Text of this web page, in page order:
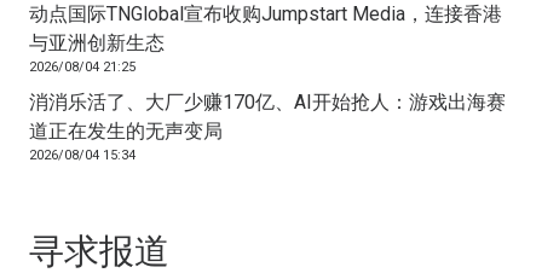
动点国际TNGlobal宣布收购Jumpstart Media，连接香港
与亚洲创新生态
2026/08/04 21:25
消消乐活了、大厂少赚170亿、AI开始抢人：游戏出海赛
道正在发生的无声变局
2026/08/04 15:34
寻求报道